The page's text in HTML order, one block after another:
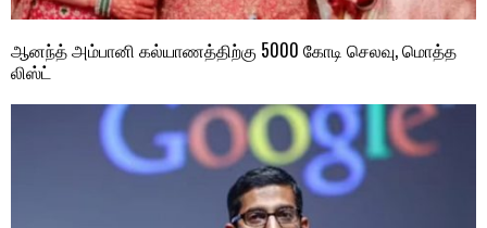
ஆனந்த் அம்பானி கல்யாணத்திற்கு 5000 கோடி செலவு, மொத்த
லிஸ்ட்